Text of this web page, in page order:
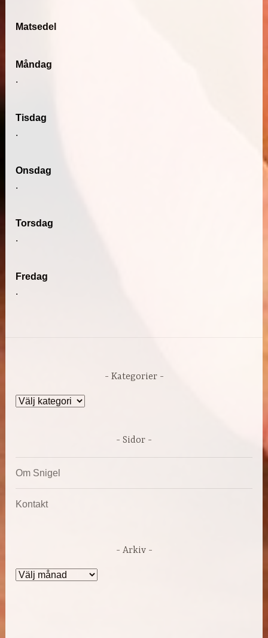
Matsedel
Måndag
.
Tisdag
.
Onsdag
.
Torsdag
.
Fredag
.
Kategorier
Kategorier
Sidor
Om Snigel
Kontakt
Arkiv
Arkiv